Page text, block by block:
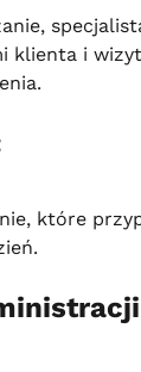
klienta i
które